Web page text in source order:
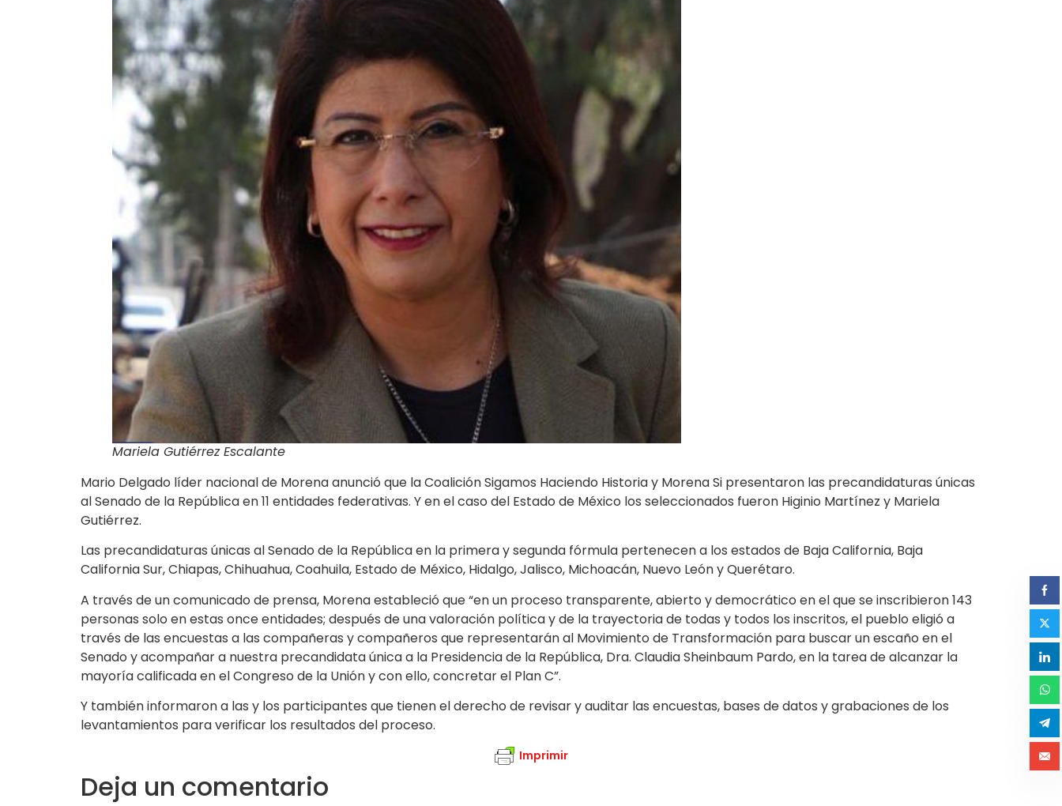
Mariela Gutiérrez Escalante
Mario Delgado líder nacional de Morena anunció que la Coalición Sigamos Haciendo Historia y Morena Si presentaron las precandidaturas únicas
al Senado de la República en 11 entidades federativas. Y en el caso del Estado de México los seleccionados fueron Higinio Martínez y Mariela
Gutiérrez.
Las precandidaturas únicas al Senado de la República en la primera y segunda fórmula pertenecen a los estados de Baja California, Baja
California Sur, Chiapas, Chihuahua, Coahuila, Estado de México, Hidalgo, Jalisco, Michoacán, Nuevo León y Querétaro.
A través de un comunicado de prensa, Morena estableció que “en un proceso transparente, abierto y democrático en el que se inscribieron 143
personas solo en estas once entidades; después de una valoración política y de la trayectoria de todas y todos los inscritos, el pueblo eligió a
través de las encuestas a las compañeras y compañeros que representarán al Movimiento de Transformación para buscar un escaño en el
Senado y acompañar a nuestra precandidata única a la Presidencia de la República, Dra. Claudia Sheinbaum Pardo, en la tarea de alcanzar la
mayoría calificada en el Congreso de la Unión y con ello, concretar el Plan C”.
Y también informaron a las y los participantes que tienen el derecho de revisar y auditar las encuestas, bases de datos y grabaciones de los
levantamientos para verificar los resultados del proceso.
Imprimir
Deja un comentario